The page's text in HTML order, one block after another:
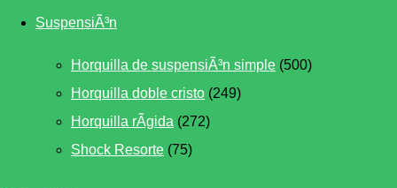
SuspensiÃ³n
Horquilla de suspensiÃ³n simple (500)
Horquilla doble cristo (249)
Horquilla rÃ­gida (272)
Shock Resorte (75)